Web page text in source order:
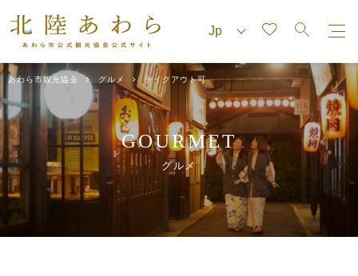
あわら市観光協会 グルメ テイクアウト可
GOURMET
グルメ